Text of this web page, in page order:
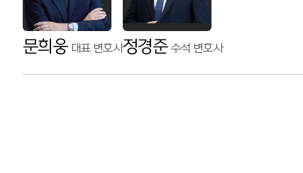
문희웅 대표 변호사정경준 수석 변호사